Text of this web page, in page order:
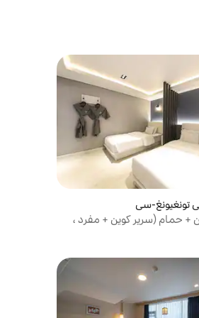
تونغيونغ-سي
+ حمام (سرير كوين + مفرد ،